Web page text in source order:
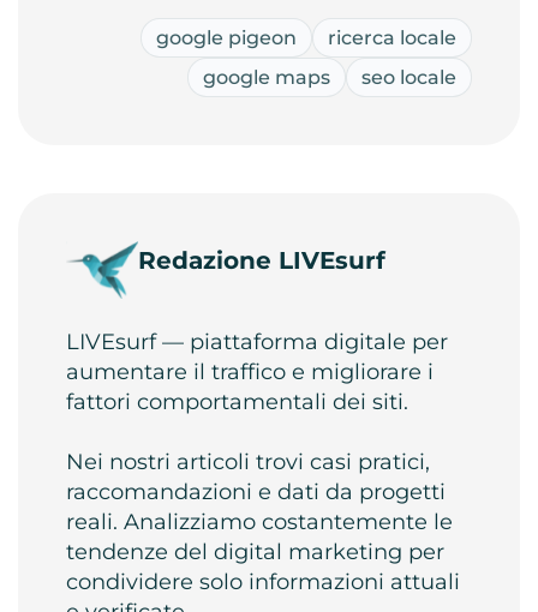
google pigeon
ricerca locale
google maps
seo locale
Redazione LIVEsurf
LIVEsurf — piattaforma digitale per
aumentare il traffico e migliorare i
fattori comportamentali dei siti.
Nei nostri articoli trovi casi pratici,
raccomandazioni e dati da progetti
reali. Analizziamo costantemente le
tendenze del digital marketing per
condividere solo informazioni attuali